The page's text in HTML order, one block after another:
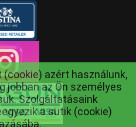
azért használunk,
jobban az Ön személyes
Szolgáltatásaink
a sütik (cookie)